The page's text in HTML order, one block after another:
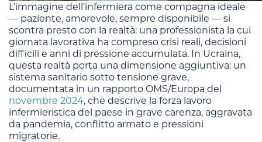
L’immagine dell’infermiera come compagna ideale
— paziente, amorevole, sempre disponibile — si
scontra presto con la realtà: una professionista la cui
giornata lavorativa ha compreso crisi reali, decisioni
difficili e anni di pressione accumulata. In Ucraina,
questa realtà porta una dimensione aggiuntiva: un
sistema sanitario sotto tensione grave,
documentata in un rapporto OMS/Europa del
novembre 2024, che descrive la forza lavoro
infermieristica del paese in grave carenza, aggravata
da pandemia, conflitto armato e pressioni
migratorie.